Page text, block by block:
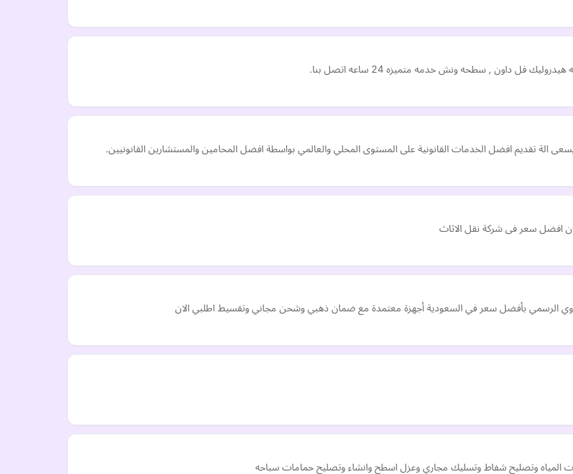
فل داون , سطحه ونش خدمه متميزه 24 ساعه اتصل بنا.
الة تقديم افضل الخدمات القانونية على المستوى المحلي والعالمي بواسطة افضل المحامين والمستشارين القانونيين.
افضل سعر فى شركة نقل الاثاث
مووي الرسمي بأفضل سعر في السعودية أجهزة معتمدة مع ضمان ذهبي وشحن مجاني وتقسيط اطلبي الان
المياه وتصليح شفاط وتسليك مجاري وعزل اسطح وانشاء وتصليح حمامات سباحه